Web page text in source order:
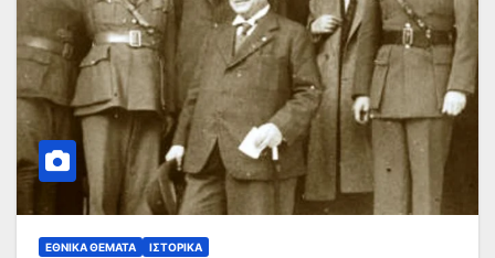
ΕΘΝΙΚΆ ΘΈΜΑΤΑ ΙΣΤΟΡΙΚΆ